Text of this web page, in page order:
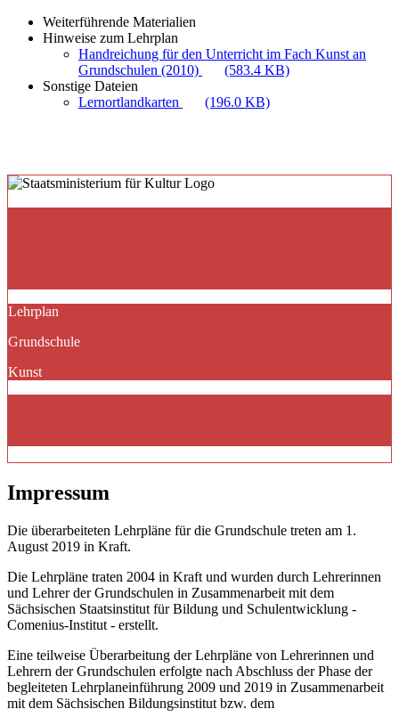
Weiterführende Materialien
Hinweise zum Lehrplan
Handreichung für den Unterricht im Fach Kunst an
Grundschulen (2010)
(583.4 KB)
Sonstige Dateien
Lernortlandkarten
(196.0 KB)
Lehrplan
Grundschule
Kunst
Impressum
Die überarbeiteten Lehrpläne für die Grundschule treten am 1.
August 2019 in Kraft.
Die Lehrpläne traten 2004 in Kraft und wurden durch Lehrerinnen
und Lehrer der Grundschulen in Zusammenarbeit mit dem
Sächsischen Staatsinstitut für Bildung und Schulentwicklung -
Comenius-Institut - erstellt.
Eine teilweise Überarbeitung der Lehrpläne von Lehrerinnen und
Lehrern der Grundschulen erfolgte nach Abschluss der Phase der
begleiteten Lehrplaneinführung 2009 und 2019 in Zusammenarbeit
mit dem Sächsischen Bildungsinstitut bzw. dem